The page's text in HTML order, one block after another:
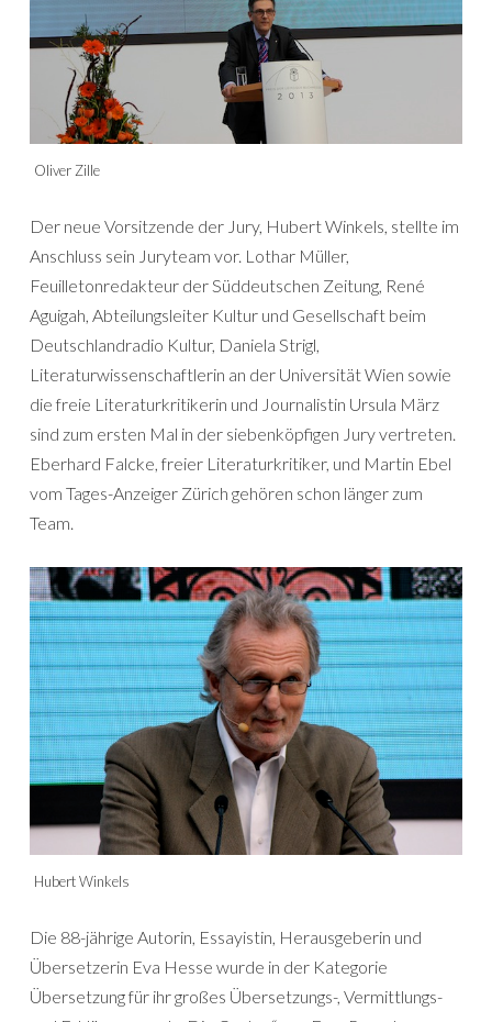
Oliver Zille
Der neue Vorsitzende der Jury, Hubert Winkels, stellte im
Anschluss sein Juryteam vor. Lothar Müller,
Feuilletonredakteur der Süddeutschen Zeitung, René
Aguigah, Abteilungsleiter Kultur und Gesellschaft beim
Deutschlandradio Kultur, Daniela Strigl,
Literaturwissenschaftlerin an der Universität Wien sowie
die freie Literaturkritikerin und Journalistin Ursula März
sind zum ersten Mal in der siebenköpfigen Jury vertreten.
Eberhard Falcke, freier Literaturkritiker, und Martin Ebel
vom Tages-Anzeiger Zürich gehören schon länger zum
Team.
Hubert Winkels
Die 88-jährige Autorin, Essayistin, Herausgeberin und
Übersetzerin Eva Hesse wurde in der Kategorie
Übersetzung für ihr großes Übersetzungs-, Vermittlungs-